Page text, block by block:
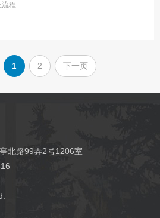
程
1 2 下一页
北路99弄2号1206室